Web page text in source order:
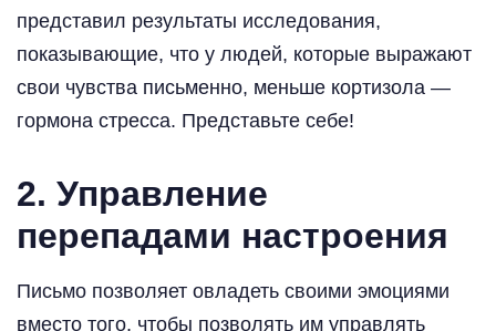
представил результаты исследования,
показывающие, что у людей, которые выражают
свои чувства письменно, меньше кортизола —
гормона стресса. Представьте себе!
2. Управление
перепадами настроения
Письмо позволяет овладеть своими эмоциями
вместо того, чтобы позволять им управлять